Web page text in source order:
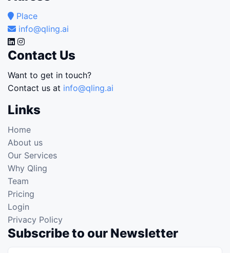
Place
info@qling.ai
Contact Us
Want to get in touch?
Contact us at info@qling.ai
Links
Home
About us
Our Services
Why Qling
Team
Pricing
Login
Privacy Policy
Subscribe to our Newsletter